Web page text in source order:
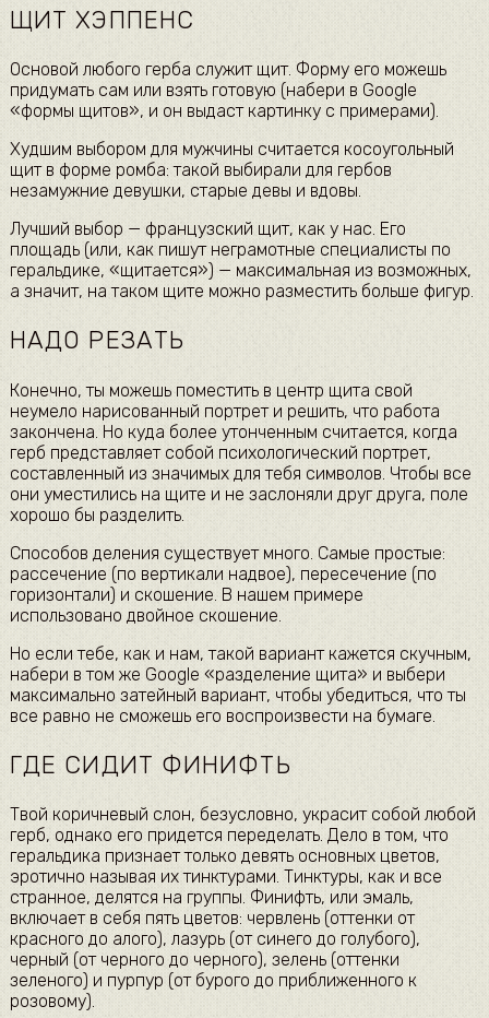
ЩИТ ХЭППЕНС
Основой любого герба служит щит. Форму его можешь
придумать сам или взять готовую (набери в Google
«формы щитов», и он выдаст картинку с примерами).
Худшим выбором для мужчины считается косоугольный
щит в форме ромба: такой выбирали для гербов
незамужние девушки, старые девы и вдовы.
Лучший выбор — французский щит, как у нас. Его
площадь (или, как пишут неграмотные специалисты по
геральдике, «щитается») — максимальная из возможных,
а значит, на таком щите можно разместить больше фигур.
НАДО РЕЗАТЬ
Конечно, ты можешь поместить в центр щита свой
неумело нарисованный портрет и решить, что работа
закончена. Но куда более утонченным считается, когда
герб представляет собой психологический портрет,
составленный из значимых для тебя символов. Чтобы все
они уместились на щите и не заслоняли друг друга, поле
хорошо бы разделить.
Способов деления существует много. Самые простые:
рассечение (по вертикали надвое), пересечение (по
горизонтали) и скошение. В нашем примере
использовано двойное скошение.
Но если тебе, как и нам, такой вариант кажется скучным,
набери в том же Google «разделение щита» и выбери
максимально затейный вариант, чтобы убедиться, что ты
все равно не сможешь его воспроизвести на бумаге.
ГДЕ СИДИТ ФИНИФТЬ
Твой коричневый слон, безусловно, украсит собой любой
герб, однако его придется переделать. Дело в том, что
геральдика признает только девять основных цветов,
эротично называя их тинктурами. Тинктуры, как и все
странное, делятся на группы. Финифть, или эмаль,
включает в себя пять цветов: червлень (оттенки от
красного до алого), лазурь (от синего до голубого),
черный (от черного до черного), зелень (оттенки
зеленого) и пурпур (от бурого до приближенного к
розовому).